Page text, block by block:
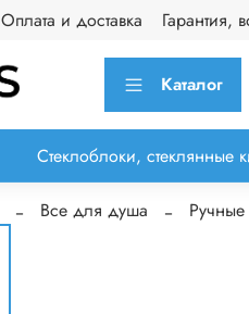
Оплата и доставка Гарантия,
Каталог
Стеклоблоки, стеклянные
Все для душа